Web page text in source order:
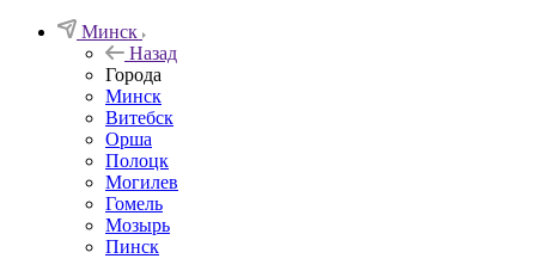
Минск
Назад
Города
Минск
Витебск
Орша
Полоцк
Могилев
Гомель
Мозырь
Пинск